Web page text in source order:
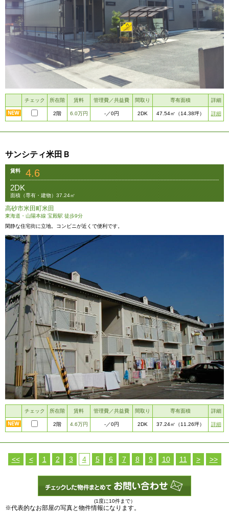
チェック 所在階 賃料 管理費／共益費 間取り 専有面積 詳細
2階 6.0万円 -／0円 2DK 47.54㎡ （14.38坪） 詳細
サンシティ米田Ｂ
賃料 4.6
2DK
面積（専有・建物）37.24㎡
高砂市米田町米田
東海道・山陽本線 宝殿駅 徒歩9分
閑静な住宅街に立地。コンビニが近くで便利です。
チェック 所在階 賃料 管理費／共益費 間取り 専有面積 詳細
2階 4.6万円 -／0円 2DK 37.24㎡ （11.26坪） 詳細
<< < 1 2 3 4 5 6 7 8 9 10 11 > >>
(1度に10件まで）
※代表的なお部屋の写真と物件情報になります。